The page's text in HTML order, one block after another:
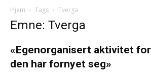
Hjem Tags Tverga
Emne: Tverga
«Egenorganisert aktivitet
den har fornyet seg»
Lisa Mari Watson - 8. september 2025